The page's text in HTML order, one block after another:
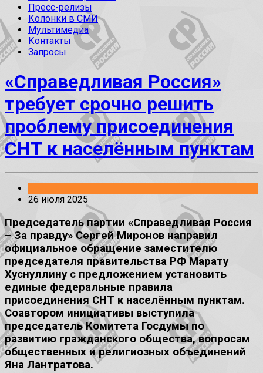
Пресс-релизы
Колонки в СМИ
Мультимедиа
Контакты
Запросы
«Справедливая Россия»
требует срочно решить
проблему присоединения
СНТ к населённым пунктам
26 июля 2025
Председатель партии «Справедливая Россия
– За правду» Сергей Миронов направил
официальное обращение заместителю
председателя правительства РФ Марату
Хуснуллину с предложением установить
единые федеральные правила
присоединения СНТ к населённым пунктам.
Соавтором инициативы выступила
председатель Комитета Госдумы по
развитию гражданского общества, вопросам
общественных и религиозных объединений
Яна Лантратова.